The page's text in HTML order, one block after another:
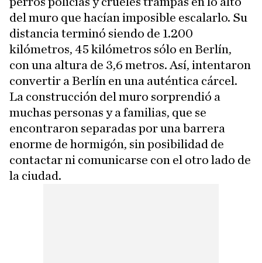
del muro que hacían imposible escalarlo. Su
distancia terminó siendo de 1.200
kilómetros, 45 kilómetros sólo en Berlín,
con una altura de 3,6 metros. Así, intentaron
convertir a Berlín en una auténtica cárcel.
La construcción del muro sorprendió a
muchas personas y a familias, que se
encontraron separadas por una barrera
enorme de hormigón, sin posibilidad de
contactar ni comunicarse con el otro lado de
la ciudad.